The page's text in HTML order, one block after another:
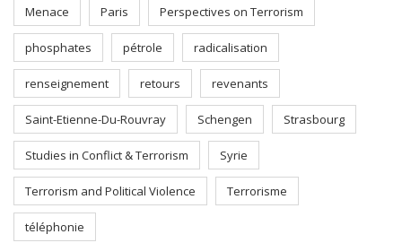
Menace Paris Perspectives on Terrorism
phosphates pétrole radicalisation
renseignement retours revenants
Saint-Etienne-Du-Rouvray Schengen Strasbourg
Studies in Conflict & Terrorism Syrie
Terrorism and Political Violence Terrorisme
téléphonie